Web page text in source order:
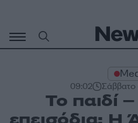
περιεχόμενο
09:02
Το παιδί